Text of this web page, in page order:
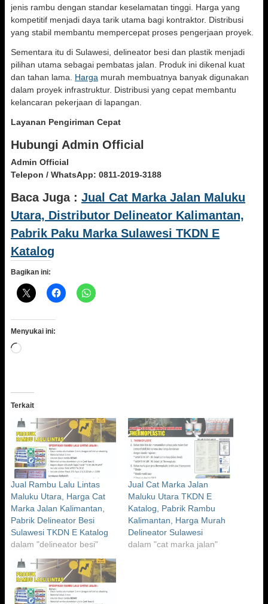
jenis rambu dengan standar keselamatan tinggi. Harga yang
kompetitif menjadi daya tarik utama bagi kontraktor. Distribusi
yang stabil membantu mempercepat proses pengerjaan proyek.
Sementara itu di Sulawesi, delineator besi dan plastik menjadi
pilihan utama sebagai pembatas jalan. Produk ini dikenal kuat
dan tahan lama. Harga murah membuatnya banyak digunakan
dalam proyek infrastruktur. Distribusi yang cepat membantu
kelancaran pekerjaan di lapangan.
Layanan Pengiriman Cepat
Hubungi Admin Official
Admin Official
Telepon / WhatsApp: 0811-2019-3188
Baca Juga : Jual Cat Marka Jalan Maluku
Utara, Distributor Delineator Kalimantan,
Pabrik Paku Marka Sulawesi TKDN E
Katalog
Bagikan ini:
Menyukai ini:
Memuat...
Terkait
Jual Rambu Lalu Lintas
Maluku Utara, Harga Cat
Marka Jalan Kalimantan,
Pabrik Delineator Besi
Sulawesi TKDN E Katalog
dalam "delineator besi"
Jual Cat Marka Jalan
Maluku Utara TKDN E
Katalog, Pabrik Rambu
Kalimantan, Harga Murah
Delineator Sulawesi
dalam "cat marka jalan"